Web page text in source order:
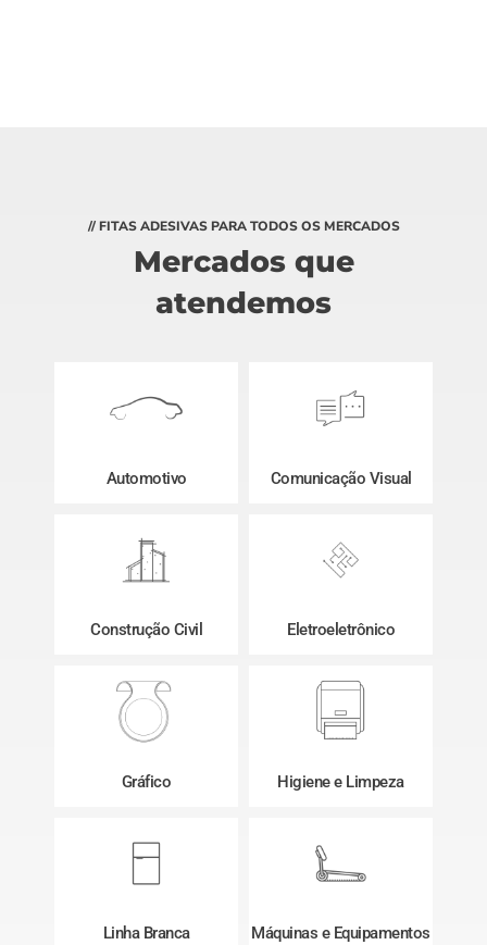
// FITAS ADESIVAS PARA TODOS OS MERCADOS
Mercados que
atendemos
Automotivo Comunicação Visual
Construção Civil Eletroeletrônico
Gráfico Higiene e Limpeza
Linha Branca Máquinas e Equipamentos